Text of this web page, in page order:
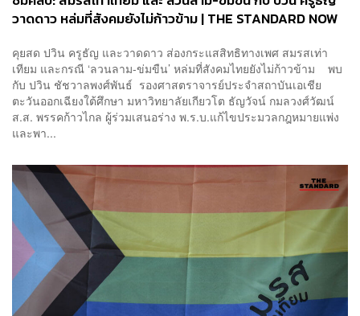
วาดดาว หล่มที่สังคมยังไม่ก้าวข้าม | THE STANDARD NOW
คุยสด ปวิน ครูธัญ และวาดดาว ส่องกระแสสิทธิทางเพศ สมรสเท่า
เทียม และกรณี ‘ลวนลาม-ข่มขืน’ หล่มที่สังคมไทยยังไม่ก้าวข้าม พบ
กับ ปวิน ชัชวาลพงศ์พันธ์ รองศาสตราจารย์ประจำสถาบันเอเชีย
ตะวันออกเฉียงใต้ศึกษา มหาวิทยาลัยเกียวโต ธัญวัจน์ กมลวงศ์วัฒน์
ส.ส. พรรคก้าวไกล ผู้ร่วมเสนอร่าง พ.ร.บ.แก้ไขประมวลกฎหมายแพ่ง
และพา...